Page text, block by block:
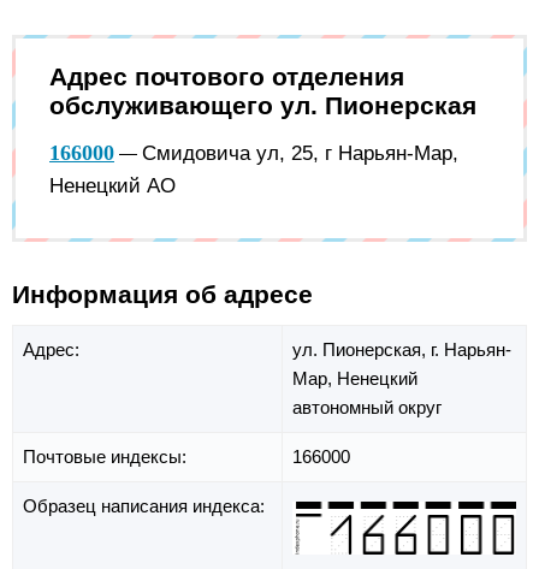
Адрес почтового отделения
обслуживающего ул. Пионерская
166000 — Смидовича ул, 25, г Нарьян-Мар,
Ненецкий АО
Информация об адресе
Адрес: ул. Пионерская, г. Нарьян-
Мар, Ненецкий
автономный округ
Почтовые индексы: 166000
Образец написания индекса: